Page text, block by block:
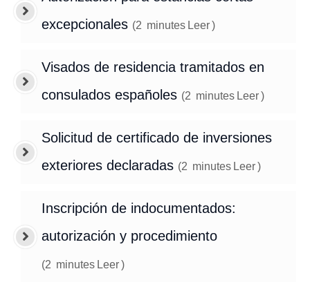
excepcionales (2 minutes Leer)
Visados de residencia tramitados en
consulados españoles (2 minutes Leer)
Solicitud de certificado de inversiones
exteriores declaradas (2 minutes Leer)
Inscripción de indocumentados:
autorización y procedimiento
(2 minutes Leer)